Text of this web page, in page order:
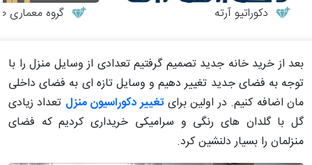
دکوراتیو آرته گروه معماری
بعد از خرید خانه جدید تصمیم گرفتیم تعدادی از وسایل منزل را با
توجه به فضای جدید تغییر دهیم و وسایل تازه ای به فضای داخلی
مان اضافه کنیم. در اولین برای تغییر دکوراسیون منزل تعداد زیادی
گل با گلدان های رنگی و سرامیکی خریداری کردیم که فضای
منزلمان را بسیار دلنشین کرد.